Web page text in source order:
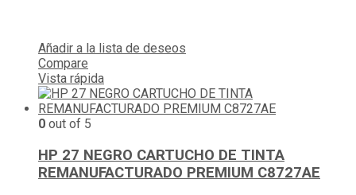
Añadir a la lista de deseos
Compare
Vista rápida
0 out of 5
HP 27 NEGRO CARTUCHO DE TINTA
REMANUFACTURADO PREMIUM C8727AE